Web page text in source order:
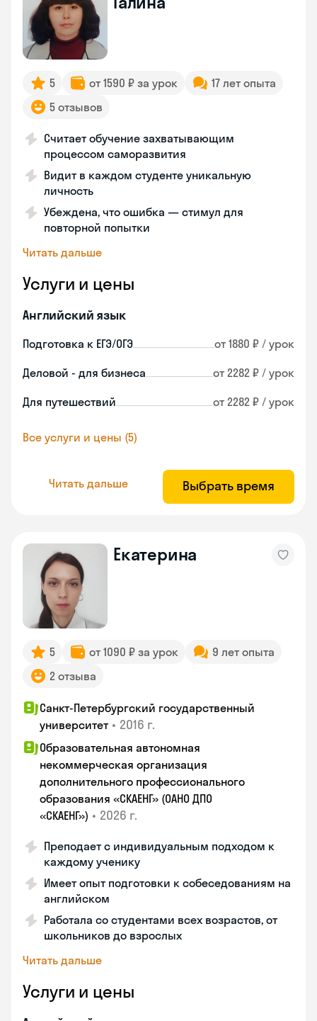
5 от 1590 ₽ за урок
17 лет опыта
5 отзывов
Считает обучение захватывающим
процессом саморазвития
Видит в каждом студенте уникальную
личность
Убеждена, что ошибка — стимул для
повторной попытки
Читать дальше
Услуги и цены
Английский язык
Подготовка к ЕГЭ/ОГЭ от 1880 ₽ / урок
Деловой - для бизнеса от 2282 ₽ / урок
Для путешествий от 2282 ₽ / урок
Все услуги и цены (5)
Читать дальше Выбрать время
Екатерина
5 от 1090 ₽ за урок
9 лет опыта
2 отзыва
Санкт-Петербургский государственный
университет • 2016 г.
Образовательная автономная
некоммерческая организация
дополнительного профессионального
образования «СКАЕНГ» (ОАНО ДПО
«СКАЕНГ») • 2026 г.
Преподает с индивидуальным подходом к
каждому ученику
Имеет опыт подготовки к собеседованиям на
английском
Работала со студентами всех возрастов, от
школьников до взрослых
Читать дальше
Услуги и цены